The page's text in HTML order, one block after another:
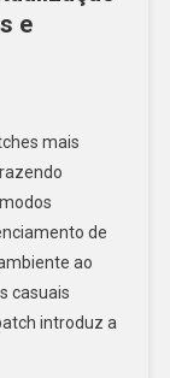
e
mais
de
ao
casuais
introduz a